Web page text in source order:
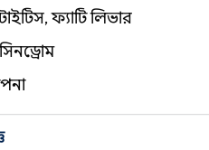
ফ্যাটি লিভার